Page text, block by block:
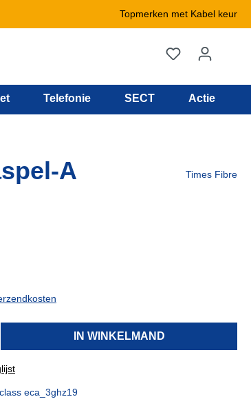
Topmerken met Kabel keur
Telefonie SECT Actie
A Times Fibre
IN WINKELMAND
eca_3ghz19